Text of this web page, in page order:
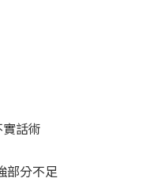
話術
部分不足